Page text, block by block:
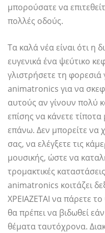
μπορούσατε να
πολλές οδούς.
Τα καλά νέα είναι ότι η
ευγενικά ένα ψεύτικο
γλιστρήσετε τη φορεσιά
animatronics για να
αυτούς αν γίνουν πολύ
επίσης να κάνετε
επάνω. Δεν μπορείτε να
σας, να ελέγξετε τις
μουσικής, ώστε να
τρομακτικές
animatronics κοιτάζει
ΧΡΕΙΑΖΕΤΑΙ να πάρετε
θα πρέπει να βιδωθεί
θέματα ταυτόχρονα.